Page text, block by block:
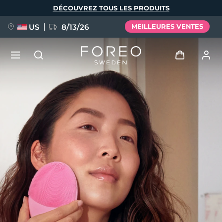
DÉCOUVREZ TOUS LES PRODUITS
US 8/13/26 MEILLEURES VENTES
Profil de l'utilisateur
Mes appareils
Mes commandes
Mes adresses
Mes abonnements
NOUVEAU
FAQ™ Pure Beauty-Tech Elixir
BREAKING NEWS
issa™ Teeth Whitening Set
Langue
English Deutsch
Español
Français
Italiano
Português
Polski
Svenska
Русский
Türkçe
简体中文 繁體中文